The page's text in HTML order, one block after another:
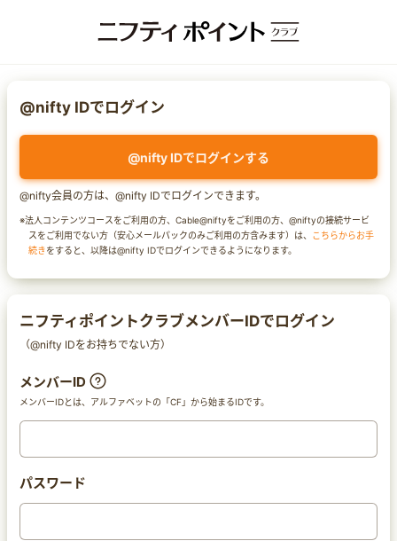
@nifty IDでログイン
@nifty IDでログインする
@nifty会員の方は、@nifty IDでログインできます。
※法人コンテンツコースをご利用の方、Cable@niftyをご利用の方、@niftyの接続サービ
スをご利用でない方（安心メールパックのみご利用の方含みます）は、 こちらからお手
続きをすると、以降は@nifty IDでログインできるようになります。
ニフティポイントクラブメンバーIDでログイン
（@nifty IDをお持ちでない方）
メンバーID
メンバーIDとは、アルファベットの「CF」から始まるIDです。
パスワード